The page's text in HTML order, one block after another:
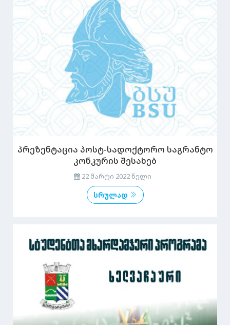
პრეზენტაცია პოსტ-სადოქტორო საგრანტო
კონკურის შესახებ
22 მარტი 2022 წელი
სრულად